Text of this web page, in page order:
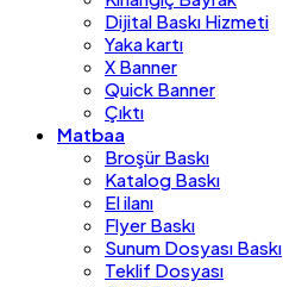
Dijital Baskı Hizmeti
Yaka kartı
X Banner
Quick Banner
Çıktı
Matbaa
Broşür Baskı
Katalog Baskı
El ilanı
Flyer Baskı
Sunum Dosyası Baskı
Teklif Dosyası